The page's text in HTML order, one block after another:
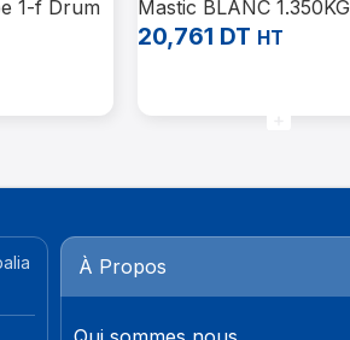
1-f Drum
Mastic BLANC 1.350KG
20,761 DT HT
À Propos